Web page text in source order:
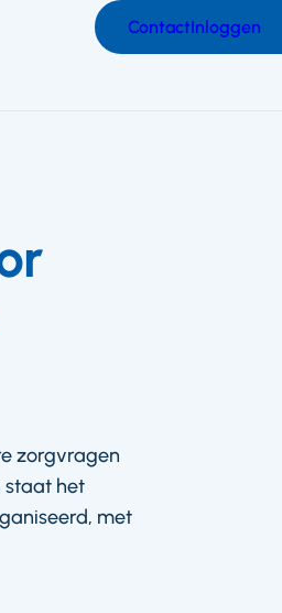
ContactInloggen
zorgvragen
staat het
met